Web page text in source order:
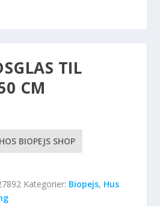
TIL
CM
BIOPEJS SHOP
Kategorier: Biopejs, Hus